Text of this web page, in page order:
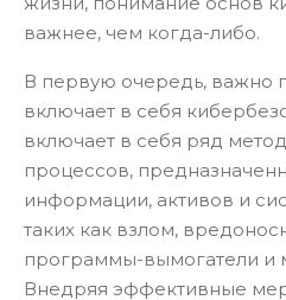
важнее, чем когда-либо.
В первую очередь, важно
включает в себя
включает в себя ряд
процессов,
информации, активов и
таких как взлом,
программы-вымогатели и
Внедряя эффективные